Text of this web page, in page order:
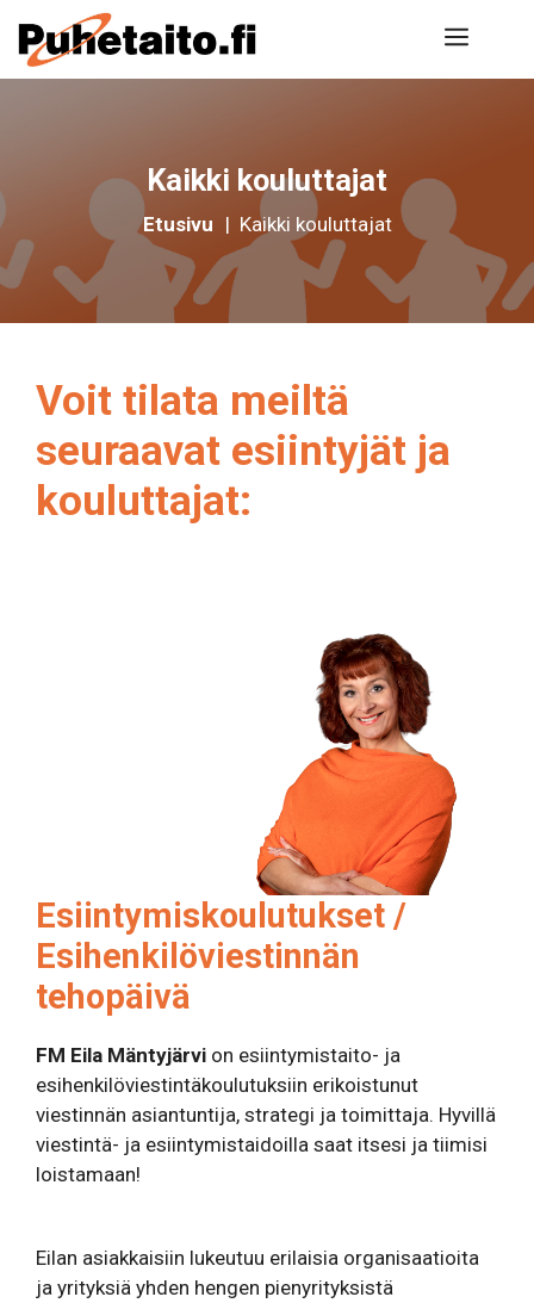
sisältöön
Kaikki kouluttajat
Etusivu | Kaikki kouluttajat
Voit tilata meiltä
seuraavat esiintyjät ja
kouluttajat:
Esiintymiskoulutukset /
Esihenkilöviestinnän
tehopäivä
FM Eila Mäntyjärvi on esiintymistaito- ja
esihenkilöviestintäkoulutuksiin erikoistunut
viestinnän asiantuntija, strategi ja toimittaja. Hyvillä
viestintä- ja esiintymistaidoilla saat itsesi ja tiimisi
loistamaan!
Eilan asiakkaisiin lukeutuu erilaisia organisaatioita
ja yrityksiä yhden hengen pienyrityksistä